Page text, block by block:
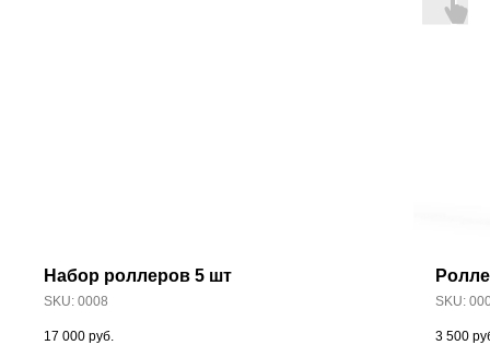
Набор роллеров 5 шт
SKU: 0008
17 000 руб.
SKU:
3 500